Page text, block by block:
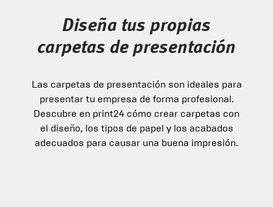
Diseña tus propias
carpetas de presentación
Las carpetas de presentación son ideales para
presentar tu empresa de forma profesional.
Descubre en print24 cómo crear carpetas con
el diseño, los tipos de papel y los acabados
adecuados para causar una buena impresión.